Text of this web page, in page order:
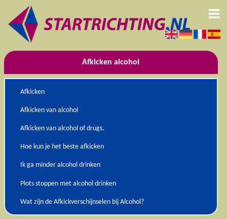
Afkicken alcohol
Afkicken
Afkicken van alcohol
Afkicken van alcohol of drugs.
Hoe kun je het beste afkicken
Ik ga minder alcohol drinken
Plots stoppen met alcohol drinken
Wat zijn de Afkickverschijnselen bij Alcohol?